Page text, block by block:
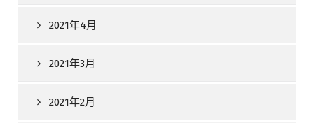
2021年4月
2021年3月
2021年2月